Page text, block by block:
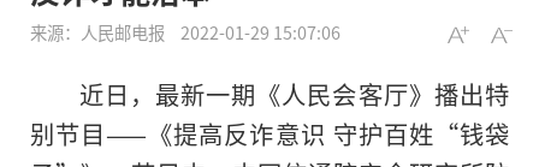
来源：人民邮电报 2022-01-29 15:07:06
近日，最新一期《人民会客厅》播出特
别节目——《提高反诈意识 守护百姓“钱袋